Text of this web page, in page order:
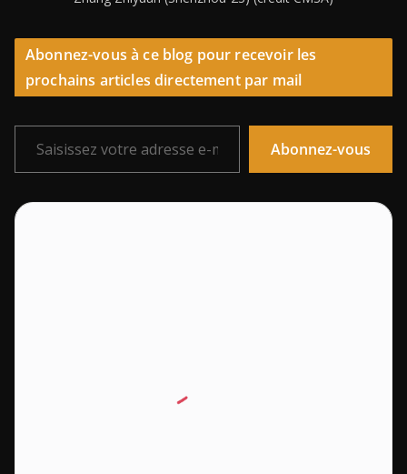
Abonnez-vous à ce blog pour recevoir les
prochains articles directement par mail
Saisissez votre adresse e-mail…
Abonnez-vous